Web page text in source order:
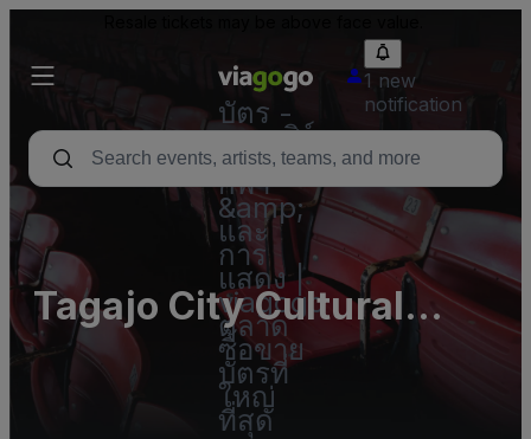
บัตร -
คอนเสิร์ต
บัตร
กีฬา
&amp;
และ
การ
แสดง |
viagogo
ตลาด
ซื้อขาย
บัตรที่
ใหญ่
ที่สุด
1 new
notification
Tagajo City Cultural
Center (InActive)